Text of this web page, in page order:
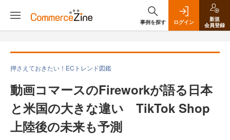
事例を探す ログイン
新規
会員登録
押さえておきたい！ECトレンド図鑑
動画コマースのFireworkが語る日本
と米国の大きな違い TikTok Shop
上陸後の未来も予測